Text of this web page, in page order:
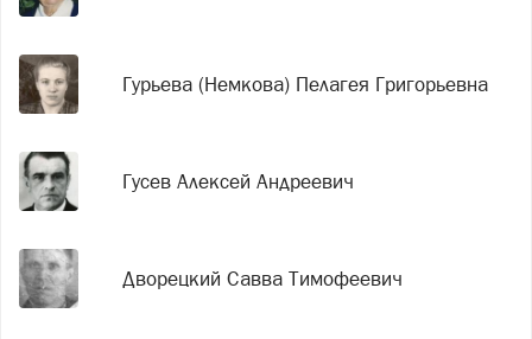
Гурьева (Немкова) Пелагея Григорьевна
Гусев Алексей Андреевич
Дворецкий Савва Тимофеевич